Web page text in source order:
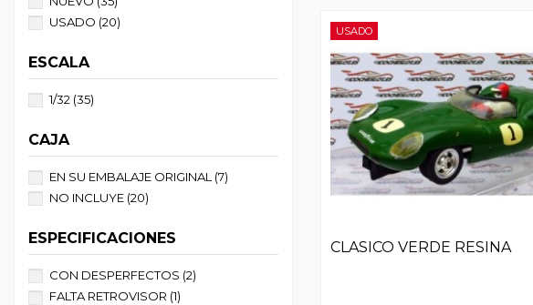
USADO
CLASICO VERDE RESINA
USADO (20)
ESCALA
1/32 (35)
CAJA
EN SU EMBALAJE ORIGINAL (7)
NO INCLUYE (20)
ESPECIFICACIONES
CON DESPERFECTOS (2)
FALTA RETROVISOR (1)